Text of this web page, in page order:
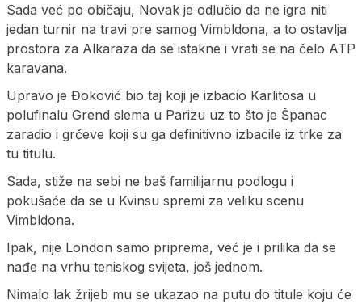
Sada već po običaju, Novak je odlučio da ne igra niti
jedan turnir na travi pre samog Vimbldona, a to ostavlja
prostora za Alkaraza da se istakne i vrati se na čelo ATP
karavana.
Upravo je Đoković bio taj koji je izbacio Karlitosa u
polufinalu Grend slema u Parizu uz to što je Španac
zaradio i grčeve koji su ga definitivno izbacile iz trke za
tu titulu.
Sada, stiže na sebi ne baš familijarnu podlogu i
pokušaće da se u Kvinsu spremi za veliku scenu
Vimbldona.
Ipak, nije London samo priprema, već je i prilika da se
nađe na vrhu teniskog svijeta, još jednom.
Nimalo lak žrijeb mu se ukazao na putu do titule koju će